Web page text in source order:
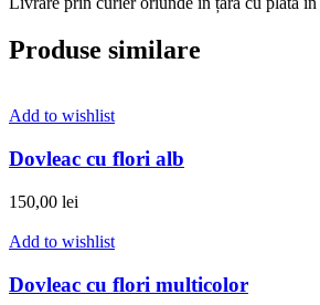
Produse similare
Add to wishlist
Dovleac cu flori alb
150,00 lei
Add to wishlist
Dovleac cu flori multicolor